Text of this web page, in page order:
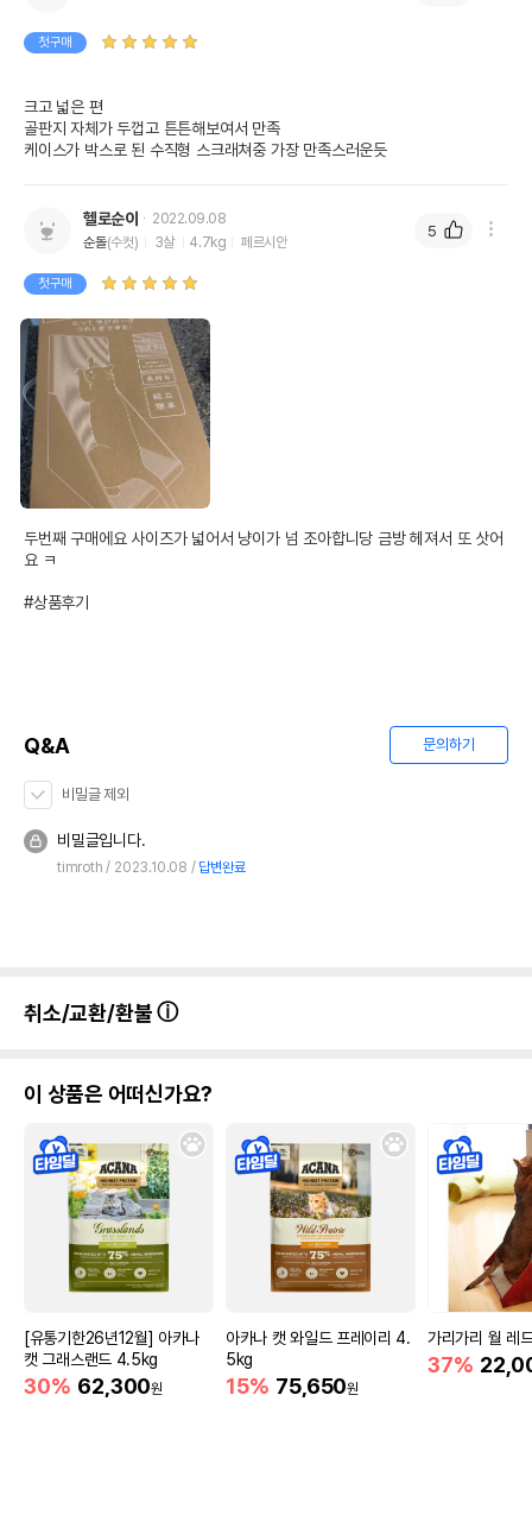
첫구매
크고 넓은 편
골판지 자체가 두껍고 튼튼해보여서 만족
케이스가 박스로 된 수직형 스크래쳐중 가장 만족스러운듯
헬로순이
2022.09.08
순돌(수컷) 3살 4.7kg 페르시안
첫구매
두번째 구매에요 사이즈가 넓어서 냥이가 넘 조아합니당 금방 헤져서 또 삿어
요 ㅋ
#상품후기
5
Q&A 문의하기
비밀글 제외
비밀글입니다.
timroth 2023.10.08 답변완료
취소/교환/환불
이 상품은 어떠신가요?
[유통기한26년12월] 아카나
캣 그래스랜드 4.5kg
30% 62,300원
아카나 캣 와일드 프레이리 4.
5kg
15% 75,650원
가리가리 월 레
37%